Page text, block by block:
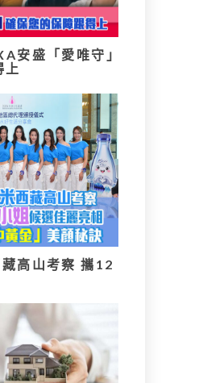
安盛「愛唯守」
上
高山考察 攜12